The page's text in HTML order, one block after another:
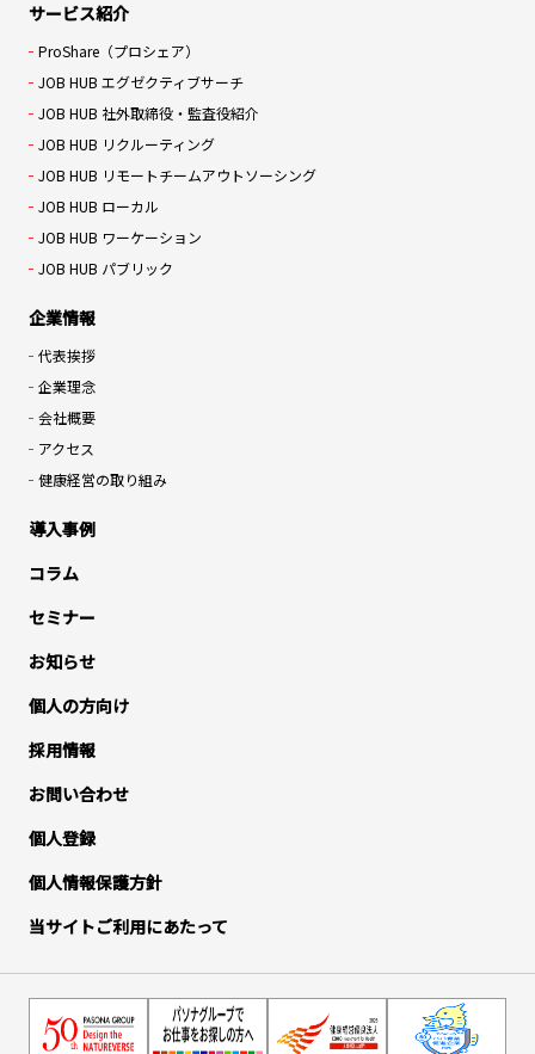
サービス紹介
ProShare（プロシェア）
JOB HUB エグゼクティブサーチ
JOB HUB 社外取締役・監査役紹介
JOB HUB リクルーティング
JOB HUB リモートチームアウトソーシング
JOB HUB ローカル
JOB HUB ワーケーション
JOB HUB パブリック
企業情報
代表挨拶
企業理念
会社概要
アクセス
健康経営の取り組み
導入事例
コラム
セミナー
お知らせ
個人の方向け
採用情報
お問い合わせ
個人登録
個人情報保護方針
当サイトご利用にあたって